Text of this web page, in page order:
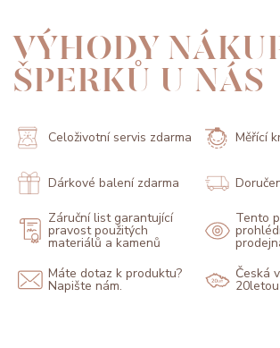
VÝHODY
ŠPERKŮ U NÁS
Celoživotní servis zdarma Měřící
Dárkové balení zdarma
Záruční list garantující
pravost použitých
materiálů a kamenů
Tento
Máte dotaz k produktu?
Napište nám.
Česká